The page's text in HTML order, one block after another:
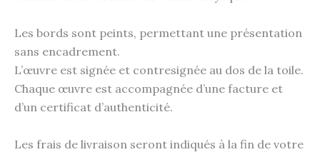
Les bords sont peints, permettant une présentation
sans encadrement.
L’œuvre est signée et contresignée au dos de la toile.
Chaque œuvre est accompagnée d’une facture et
d’un certificat d’authenticité.
Les frais de livraison seront indiqués à la fin de votre